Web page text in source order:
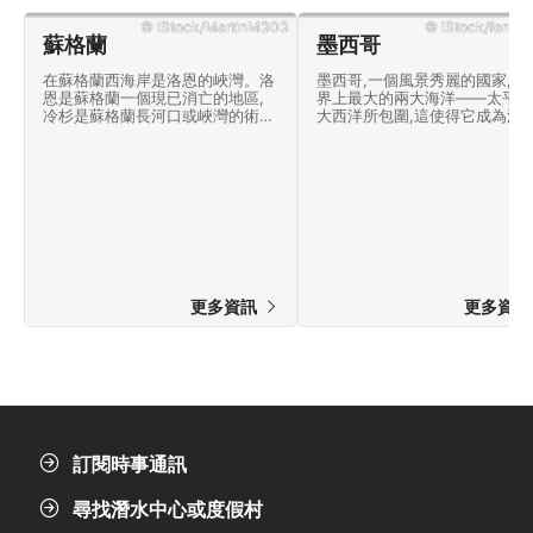
© iStock/MartinM303
蘇格蘭
在蘇格蘭西海岸是洛恩的峽灣。洛
恩是蘇格蘭一個現已消亡的地區,
冷杉是蘇格蘭長河口或峽灣的術
到伯威克郡,在愛丁堡、法爾科
克、伯恩蒂斯蘭和北伯威克等地也
較大的動物,從水牛鯨到曬太陽的
伯斯的小漁村,擁有夢幻般的岸上
潛水機會。東海岸一般點綴著溝渠
色的海葵。也有很多軟珊瑚可以發
更多資訊
© iStock/
墨西哥
墨西哥,一個風景秀麗的國家,被
界上最大的兩大海洋——太平
大西洋所包圍,這使得它成為潛
更多資
訂閱時事通訊
尋找潛水中心或度假村